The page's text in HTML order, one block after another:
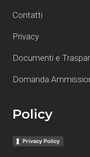
Contatti
Privacy
Documenti e
Domanda
Policy
Privacy Policy